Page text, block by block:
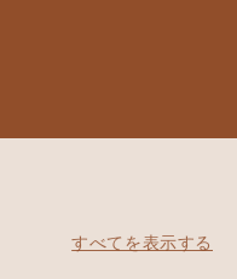
すべてを表示する